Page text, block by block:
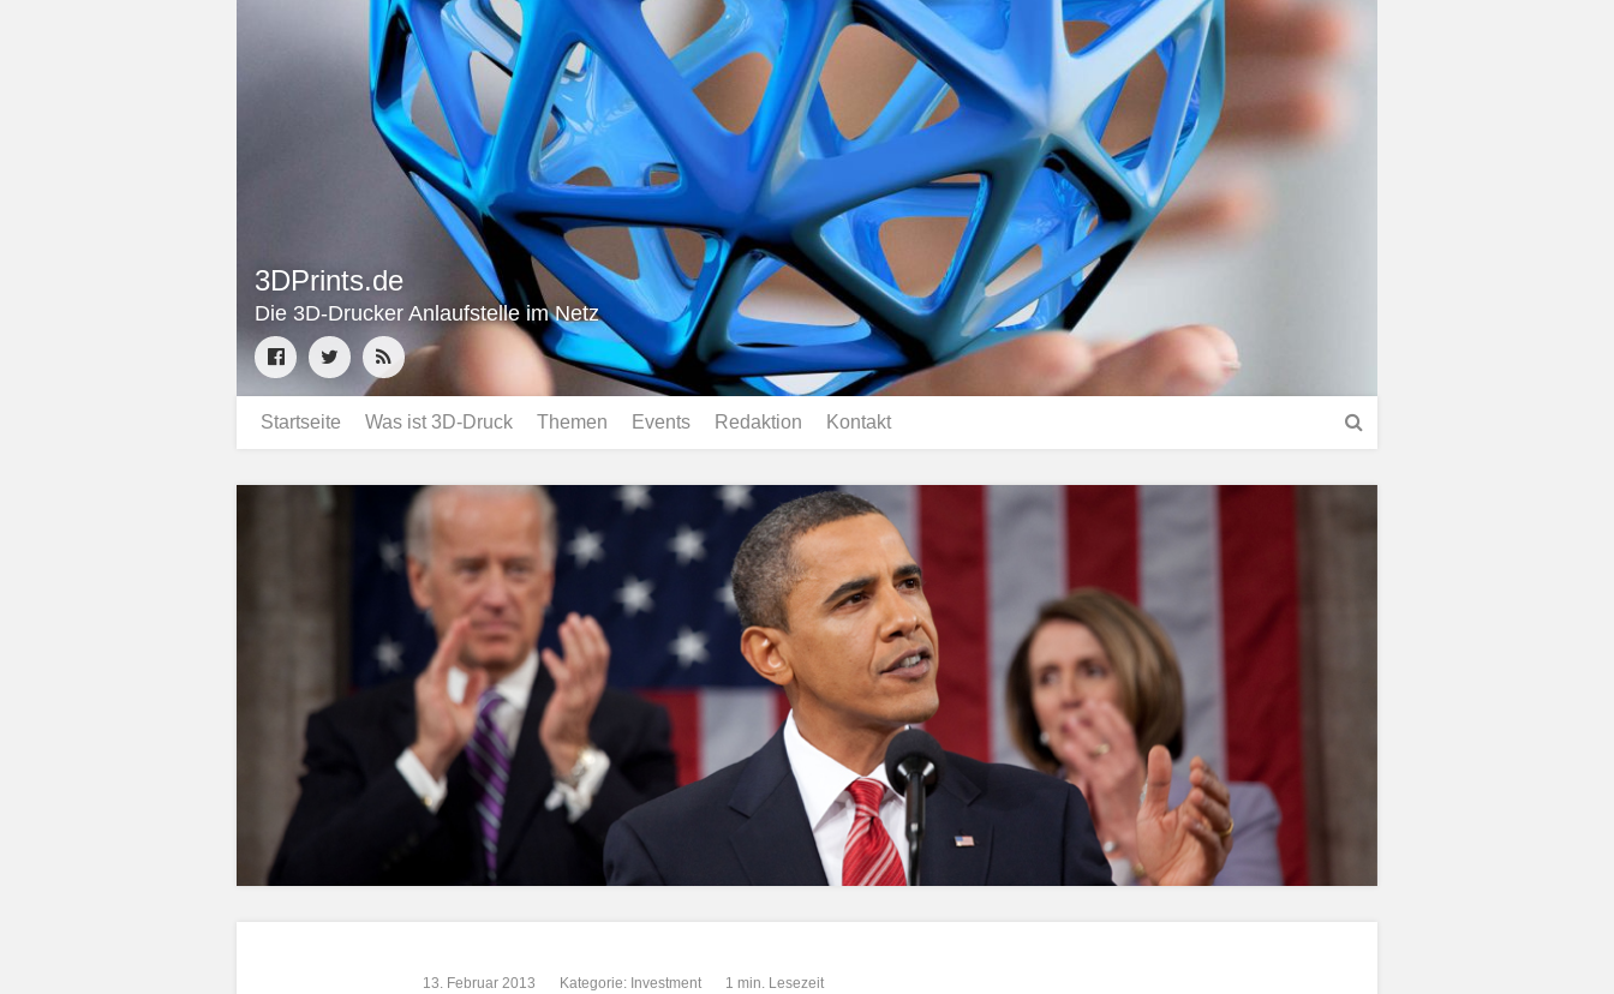
3DPrints.de
Die 3D-Drucker Anlaufstelle im Netz
Startseite Was ist 3D-Druck Themen Events Redaktion Kontakt
13. Februar 2013 Kategorie: Investment 1 min. Lesezeit